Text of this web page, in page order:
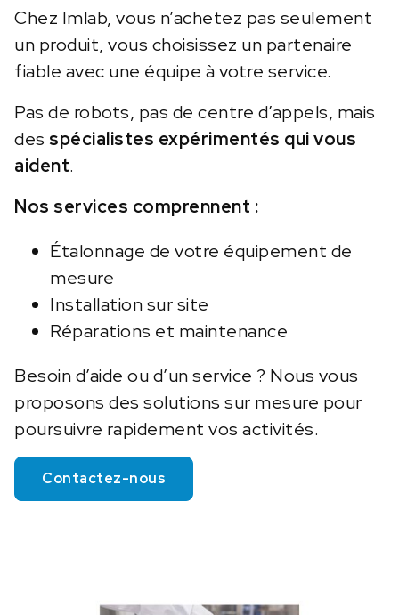
Chez Imlab, vous n’achetez pas seulement
un produit, vous choisissez un partenaire
fiable avec une équipe à votre service.
Pas de robots, pas de centre d’appels, mais
des spécialistes expérimentés qui vous
aident.
Nos services comprennent :
Étalonnage de votre équipement de
mesure
Installation sur site
Réparations et maintenance
Besoin d’aide ou d’un service ? Nous vous
proposons des solutions sur mesure pour
poursuivre rapidement vos activités.
Contactez-nous